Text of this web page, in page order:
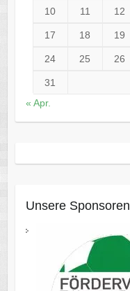
10 11 12
17 18 19
24 25 26
31
« Apr.
Unsere Sponsoren